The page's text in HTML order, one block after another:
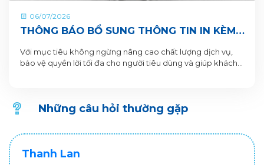
06/07/2026
THÔNG BÁO BỔ SUNG THÔNG TIN IN KÈM
QR CODE DƯỚI ĐÁY LON VÀ HỘP SẢN
PHẨM
Với mục tiêu không ngừng nâng cao chất lượng dịch vụ,
bảo vệ quyền lời tối đa cho người tiêu dùng và giúp khách
Những câu hỏi thường gặp
Thanh Lan